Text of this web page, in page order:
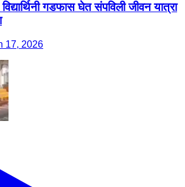
गडफास घेत संपविली जीवन यात्रा
17, 2026